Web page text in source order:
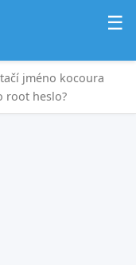
☰
jméno kocoura
root heslo?